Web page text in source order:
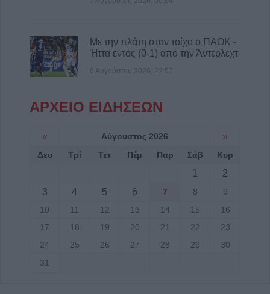
7 Αυγούστου 2026, 15:02
Στο ΠΠΑ Θεσσαλίας η προμήθεια και
τοποθέτηση νέας κερκίδας στο γήπεδο
7 Αυγούστου 2026, 14:46
Αρείου Πάγου οι αιτήσεις για την ανάσυρση
τηλεφωνικών υποκλοπών
Επιχορηγήσεις 15.000 ευρώ από το Υπ.
Πολιτισμού για δύο πολιτιστικά φεστιβάλ
που πραγματοποιούνται στο ν. Καρδίτσας
Με την πλάτη στον τοίχο ο ΠΑΟΚ -
Ήττα εντός (0-1) από την Άντερλεχτ
6 Αυγούστου 2026, 22:57
ΑΡΧΕΙΟ ΕΙΔΗΣΕΩΝ
« Αύγουστος 2026 »
Δευ Τρί Τετ Πέμ Παρ Σάβ Κυρ
1
2
3
4 5 6 7 8
9
10
11 12 13 14 15
16
17
18 19 20 21 22
23
24
25 26 27 28 29
30
31